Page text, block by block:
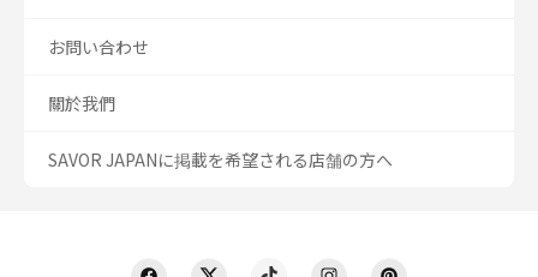
お問い合わせ
關於我們
SAVOR JAPANに掲載を希望される店舗の方へ